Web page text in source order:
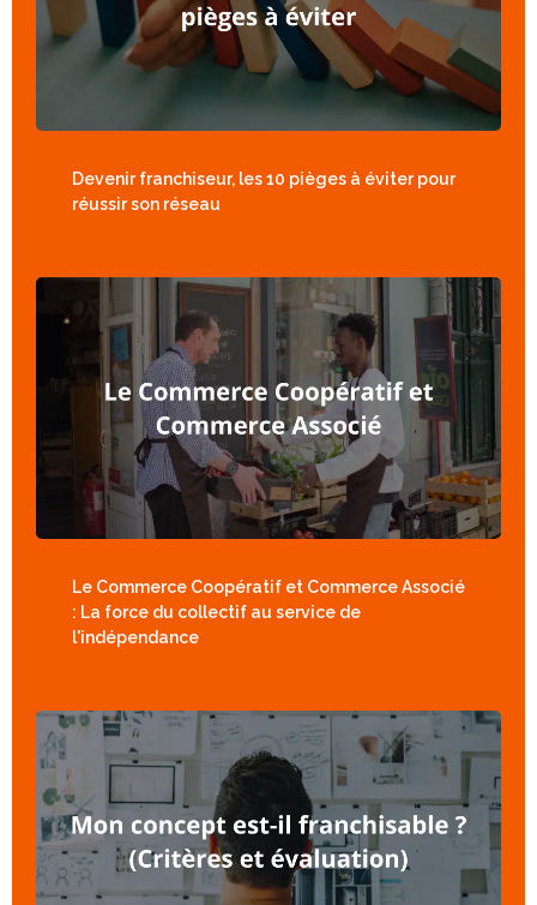
Devenir franchiseur, les 10 pièges à éviter pour
réussir son réseau
Le Commerce Coopératif et Commerce Associé
: La force du collectif au service de
l'indépendance